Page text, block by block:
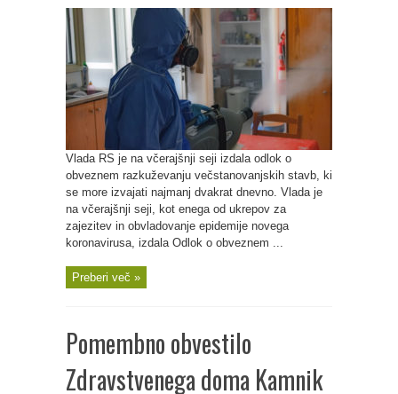
Vlada RS je na včerajšnji seji izdala odlok o
obveznem razkuževanju večstanovanjskih stavb, ki
se more izvajati najmanj dvakrat dnevno. Vlada je
na včerajšnji seji, kot enega od ukrepov za
zajezitev in obvladovanje epidemije novega
koronavirusa, izdala Odlok o obveznem ...
Preberi več »
Pomembno obvestilo
Zdravstvenega doma Kamnik